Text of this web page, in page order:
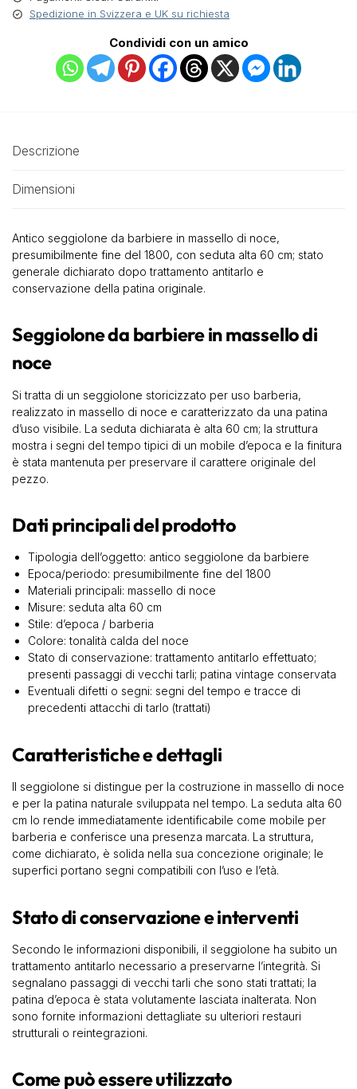
Spedizione in Svizzera e UK su richiesta
Condividi con un amico
Descrizione
Dimensioni
Antico seggiolone da barbiere in massello di noce,
presumibilmente fine del 1800, con seduta alta 60 cm; stato
generale dichiarato dopo trattamento antitarlo e
conservazione della patina originale.
Seggiolone da barbiere in massello di
noce
Si tratta di un seggiolone storicizzato per uso barberia,
realizzato in massello di noce e caratterizzato da una patina
d’uso visibile. La seduta dichiarata è alta 60 cm; la struttura
mostra i segni del tempo tipici di un mobile d’epoca e la finitura
è stata mantenuta per preservare il carattere originale del
pezzo.
Dati principali del prodotto
Tipologia dell’oggetto: antico seggiolone da barbiere
Epoca/periodo: presumibilmente fine del 1800
Materiali principali: massello di noce
Misure: seduta alta 60 cm
Stile: d’epoca / barberia
Colore: tonalità calda del noce
Stato di conservazione: trattamento antitarlo effettuato;
presenti passaggi di vecchi tarli; patina vintage conservata
Eventuali difetti o segni: segni del tempo e tracce di
precedenti attacchi di tarlo (trattati)
Caratteristiche e dettagli
Il seggiolone si distingue per la costruzione in massello di noce
e per la patina naturale sviluppata nel tempo. La seduta alta 60
cm lo rende immediatamente identificabile come mobile per
barberia e conferisce una presenza marcata. La struttura,
come dichiarato, è solida nella sua concezione originale; le
superfici portano segni compatibili con l’uso e l’età.
Stato di conservazione e interventi
Secondo le informazioni disponibili, il seggiolone ha subito un
trattamento antitarlo necessario a preservarne l’integrità. Si
segnalano passaggi di vecchi tarli che sono stati trattati; la
patina d’epoca è stata volutamente lasciata inalterata. Non
sono fornite informazioni dettagliate su ulteriori restauri
strutturali o reintegrazioni.
Come può essere utilizzato